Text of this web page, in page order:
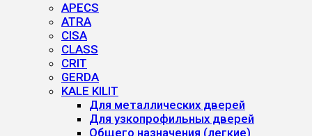
APECS
ATRA
CISA
CLASS
CRIT
GERDA
KALE KILIT
Для металлических дверей
Для узкопрофильных дверей
Общего назначения (легкие)